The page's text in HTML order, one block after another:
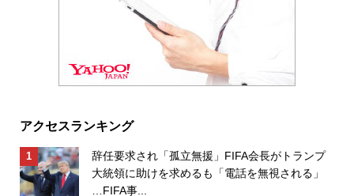
アクセスランキング
辞任要求され「孤立無援」FIFA会長がトランプ
大統領に助けを求めるも「電話を無視される」
…FIFA事...